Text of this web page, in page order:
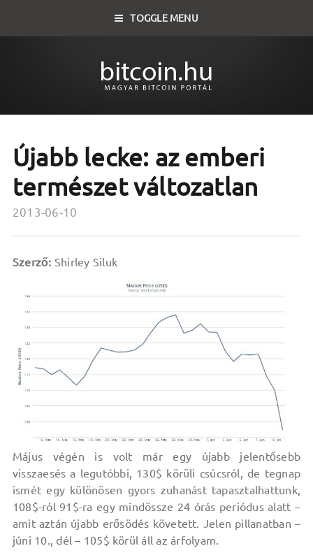
TOGGLE MENU
Újabb lecke: az emberi
természet változatlan
2013-06-10
Szerző: Shirley Siluk
Május végén is volt már egy újabb jelentősebb
visszaesés a legutóbbi, 130$ körüli csúcsról, de tegnap
ismét egy különösen gyors zuhanást tapasztalhattunk,
108$-ról 91$-ra egy mindössze 24 órás periódus alatt –
amit aztán újabb erősödés követett. Jelen pillanatban –
júni 10., dél – 105$ körül áll az árfolyam.